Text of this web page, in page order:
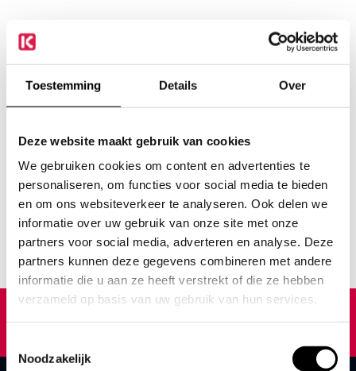
Toestemming Details Over
Deze website maakt gebruik van cookies
We gebruiken cookies om content en advertenties te
personaliseren, om functies voor social media te bieden
en om ons websiteverkeer te analyseren. Ook delen we
informatie over uw gebruik van onze site met onze
partners voor social media, adverteren en analyse. Deze
partners kunnen deze gegevens combineren met andere
informatie die u aan ze heeft verstrekt of die ze hebben
verzameld op basis van uw gebruik van hun services.
Noodzakelijk
Collaboration Jasper
Brands face mask
In the coming weeks, four million FFP2 surgical masks are
expected to be produced in Deventer. In addition, if more
materials become available, the permanent production at Royal
bed manufacturer Auping will increase to hundreds of
thousands a week. Medical designer Jasper Brands from Panton
managed to complete product development, complete with
certification, in less than three weeks.